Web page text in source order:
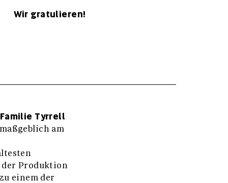
Wir gratulieren!
Familie Tyrrell
am
Produktion
einem der